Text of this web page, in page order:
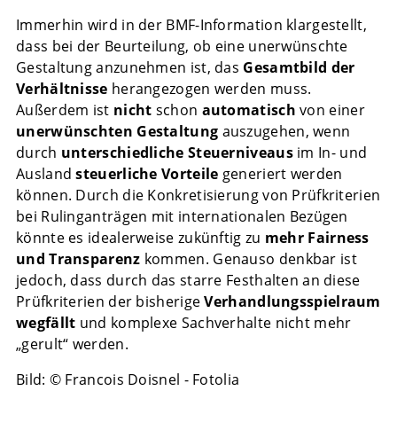
Immerhin wird in der BMF-Information klargestellt,
dass bei der Beurteilung, ob eine unerwünschte
Gestaltung anzunehmen ist, das Gesamtbild der
Verhältnisse herangezogen werden muss.
Außerdem ist nicht schon automatisch von einer
unerwünschten Gestaltung auszugehen, wenn
durch unterschiedliche Steuerniveausim In- und
Auslandsteuerliche Vorteile generiert werden
können. Durch die Konkretisierung von Prüfkriterien
bei Rulinganträgen mit internationalen Bezügen
könnte es idealerweise zukünftig zu mehr Fairness
und Transparenz kommen. Genauso denkbar ist
jedoch, dass durch das starre Festhalten an diese
Prüfkriterien der bisherigeVerhandlungsspielraum
wegfällt und komplexe Sachverhalte nicht mehr
„gerult“ werden.
Bild: © Francois Doisnel - Fotolia